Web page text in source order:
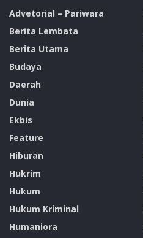
Advetorial – Pariwara
Berita Lembata
Berita Utama
Budaya
Daerah
Dunia
Ekbis
Feature
Hiburan
Hukrim
Hukum
Hukum Kriminal
Humaniora